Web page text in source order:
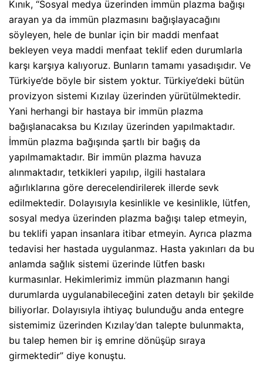
Kınık, “Sosyal medya üzerinden immün plazma bağışı
arayan ya da immün plazmasını bağışlayacağını
söyleyen, hele de bunlar için bir maddi menfaat
bekleyen veya maddi menfaat teklif eden durumlarla
karşı karşıya kalıyoruz. Bunların tamamı yasadışıdır. Ve
Türkiye’de böyle bir sistem yoktur. Türkiye’deki bütün
provizyon sistemi Kızılay üzerinden yürütülmektedir.
Yani herhangi bir hastaya bir immün plazma
bağışlanacaksa bu Kızılay üzerinden yapılmaktadır.
İmmün plazma bağışında şartlı bir bağış da
yapılmamaktadır. Bir immün plazma havuza
alınmaktadır, tetkikleri yapılıp, ilgili hastalara
ağırlıklarına göre derecelendirilerek illerde sevk
edilmektedir. Dolayısıyla kesinlikle ve kesinlikle, lütfen,
sosyal medya üzerinden plazma bağışı talep etmeyin,
bu teklifi yapan insanlara itibar etmeyin. Ayrıca plazma
tedavisi her hastada uygulanmaz. Hasta yakınları da bu
anlamda sağlık sistemi üzerinde lütfen baskı
kurmasınlar. Hekimlerimiz immün plazmanın hangi
durumlarda uygulanabileceğini zaten detaylı bir şekilde
biliyorlar. Dolayısıyla ihtiyaç bulunduğu anda entegre
sistemimiz üzerinden Kızılay’dan talepte bulunmakta,
bu talep hemen bir iş emrine dönüşüp sıraya
girmektedir” diye konuştu.